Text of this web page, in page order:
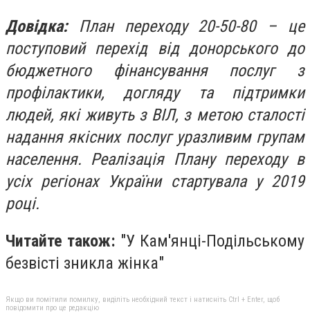
Довідка:План переходу 20-50-80 – це
поступовий перехід від донорського до
бюджетного фінансування послуг з
профілактики, догляду та підтримки
людей, які живуть з ВІЛ, з метою сталості
надання якісних послуг уразливим групам
населення. Реалізація Плану переходу в
усіх регіонах України стартувала у 2019
році.
Читайте також: "У Кам'янці-Подільському
безвісті зникла жінка"
Якщо ви помітили помилку, виділіть необхідний текст і натисніть Ctrl + Enter, щоб
повідомити про це редакцію